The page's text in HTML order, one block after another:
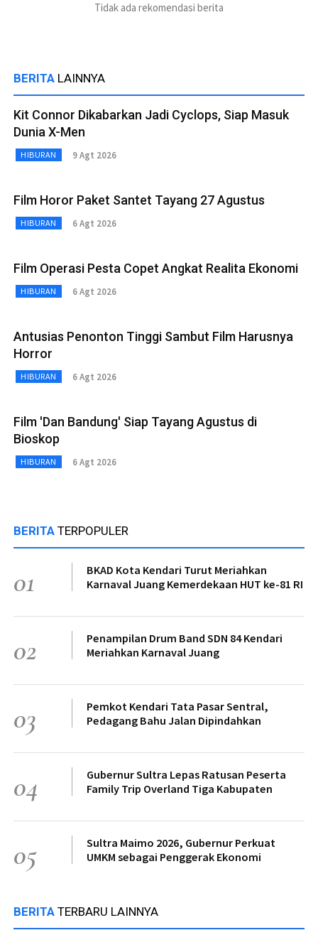
Tidak ada rekomendasi berita
BERITA LAINNYA
Kit Connor Dikabarkan Jadi Cyclops, Siap Masuk
Dunia X-Men
HIBURAN 9 Agt 2026
Film Horor Paket Santet Tayang 27 Agustus
HIBURAN 6 Agt 2026
Film Operasi Pesta Copet Angkat Realita Ekonomi
HIBURAN 6 Agt 2026
Antusias Penonton Tinggi Sambut Film Harusnya
Horror
HIBURAN 6 Agt 2026
Film 'Dan Bandung' Siap Tayang Agustus di
Bioskop
HIBURAN 6 Agt 2026
BERITA TERPOPULER
01
BKAD Kota Kendari Turut Meriahkan
Karnaval Juang Kemerdekaan HUT ke-81 RI
02
Penampilan Drum Band SDN 84 Kendari
Meriahkan Karnaval Juang
03
Pemkot Kendari Tata Pasar Sentral,
Pedagang Bahu Jalan Dipindahkan
04
Gubernur Sultra Lepas Ratusan Peserta
Family Trip Overland Tiga Kabupaten
05
Sultra Maimo 2026, Gubernur Perkuat
UMKM sebagai Penggerak Ekonomi
BERITA TERBARU LAINNYA